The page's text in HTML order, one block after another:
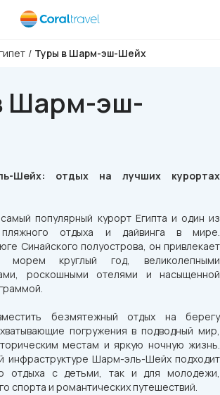
/ Туры в Шарм-эш-Шейх
Шарм-эш-
Шейх: отдых на лучших курортах
популярный курорт Египта и один из
отдыха и дайвинга в мире.
Синайского полуострова, он привлекает
морем круглый год, великолепными
роскошными отелями и насыщенной
безмятежный отдых на берегу
погружения в подводный мир,
местам и яркую ночную жизнь.
инфраструктуре Шарм-эль-Шейх подходит
отдыха с детьми, так и для молодежи,
спорта и романтических путешествий.